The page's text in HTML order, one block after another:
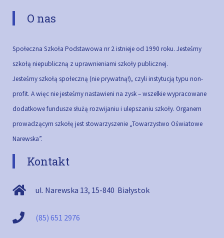
O nas
Społeczna Szkoła Podstawowa nr 2 istnieje od 1990 roku. Jesteśmy
szkołą niepubliczną z uprawnieniami szkoły publicznej.
Jesteśmy szkołą społeczną (nie prywatną!), czyli instytucją typu non-
profit. A więc nie jesteśmy nastawieni na zysk – wszelkie wypracowane
dodatkowe fundusze służą rozwijaniu i ulepszaniu szkoły. Organem
prowadzącym szkołę jest stowarzyszenie „Towarzystwo Oświatowe
Narewska”.
Kontakt
ul. Narewska 13, 15-840 Białystok
(85) 651 2976